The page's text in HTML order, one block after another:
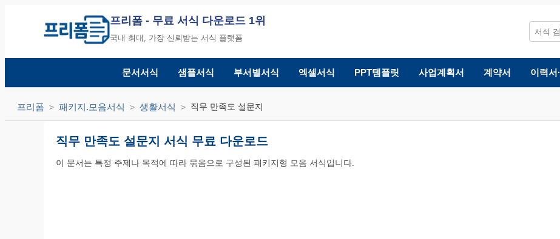
프리폼 - 무료 서식 다운로드 1위
국내 최대, 가장 신뢰받는 서식 플랫폼
문서서식 샘플서식 부서별서식 엑셀서식 PPT템플릿 사업계획서 계약서 이력서
프리폼 패키지.모음서식 생활서식 직무 만족도 설문지
직무 만족도 설문지 서식 무료 다운로드
이 문서는 특정 주제나 목적에 따라 묶음으로 구성된 패키지형 모음 서식입니다.